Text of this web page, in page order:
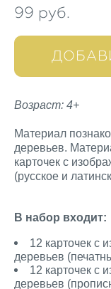
99 pуб.
Возраст: 4+
Материал
деревьев.
карточек с
(русское и
В набор входит:
12 карточек с
деревьев
12 карточек с
деревьев